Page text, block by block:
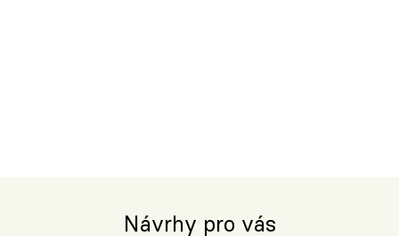
Návrhy pro vás